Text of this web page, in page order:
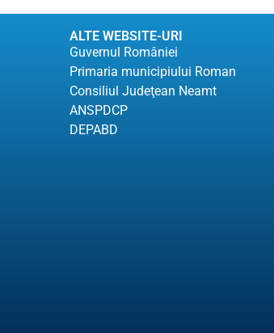
ALTE WEBSITE-URI
Guvernul României
Primaria municipiului Roman
Consiliul Judeţean Neamt
ANSPDCP
DEPABD